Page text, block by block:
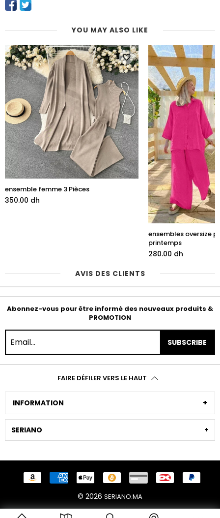
YOU MAY ALSO LIKE
ensemble femme 3 Pièces
350.00 dh
ensembles oversize
printemps
280.00 dh
AVIS DES CLIENTS
Abonnez-vous pour être informé des nouveaux produits &
PROMOTION
SUBSCRIBE
FAIRE DÉFILER VERS LE HAUT
INFORMATION
SERIANO
© 2026 SERIANO.MA